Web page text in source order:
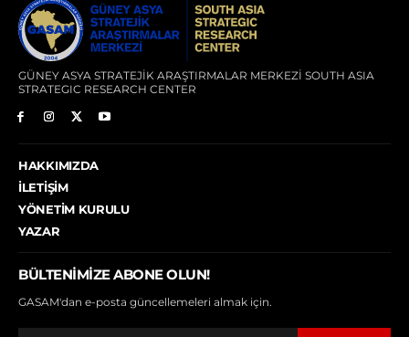
GÜNEY ASYA STRATEJİK ARAŞTIRMALAR MERKEZİ SOUTH ASIA
STRATEGIC RESEARCH CENTER
HAKKIMIZDA
İLETIŞIM
YÖNETIM KURULU
YAZAR
BÜLTENIMIZE ABONE OLUN!
GASAM'dan e-posta güncellemeleri almak için.